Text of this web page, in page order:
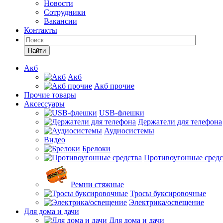
Новости
Сотрудники
Вакансии
Контакты
Найти
Акб
Акб
Акб прочие
Прочие товары
Аксессуары
USB-флешки
Держатели для телефона
Аудиосистемы
Видео
Брелоки
Противоугонные
Ремни стяжные
Тросы буксировочные
Электрика/освещение
Для дома и дачи
Для дома и дачи